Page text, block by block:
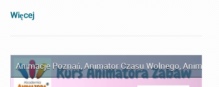
Więcej
Animacje Poznań,Animator Czasu Wolnego,